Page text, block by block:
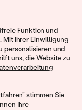
Funktion und
Mit Ihrer Einwilligung
personalisieren und
uns, die Website zu
stimmen Sie
Ihre